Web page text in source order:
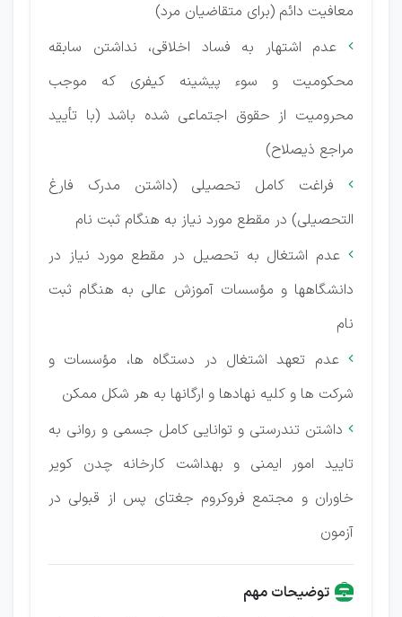
معافیت دائم (برای متقاضیان مرد)

عدم اشتهار به فساد اخلاقی، نداشتن سابقه
محکومیت و سوء پیشینه کیفری که موجب
محرومیت از حقوق اجتماعی شده باشد (با تأیید
مراجع ذیصلاح)

فراغت کامل تحصیلی (داشتن مدرک فارغ
التحصیلی) در مقطع مورد نیاز به هنگام ثبت نام
 عدم اشتغال به تحصیل در مقطع مورد نیاز در
دانشگاهها و مؤسسات آموزش عالی به هنگام ثبت
نام

عدم تعهد اشتغال در دستگاه ها، مؤسسات و
شرکت ها و کلیه نهادها و ارگانها به هر شکل ممکن
 داشتن تندرستی و توانایی کامل جسمی و روانی به
تایید امور ایمنی و بهداشت کارخانه چدن کویر
خاوران و مجتمع فروکروم جغتای پس از قبولی در
آزمون
توضیحات مهم